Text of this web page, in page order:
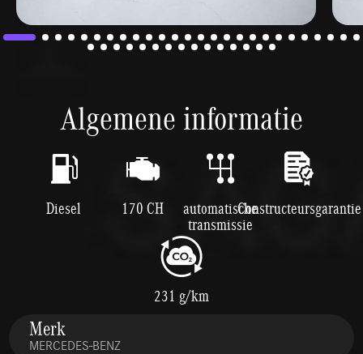
Algemene informatie
Diesel 170 CH automatische
transmissie
Constructeursgarantie
231 g/km
Merk
MERCEDES-BENZ